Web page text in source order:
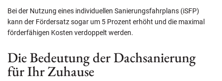
Bei der Nutzung eines individuellen Sanierungsfahrplans (iSFP)
kann der Fördersatz sogar um 5 Prozent erhöht und die maximal
förderfähigen Kosten verdoppelt werden.
Die Bedeutung der Dachsanierung
für Ihr Zuhause